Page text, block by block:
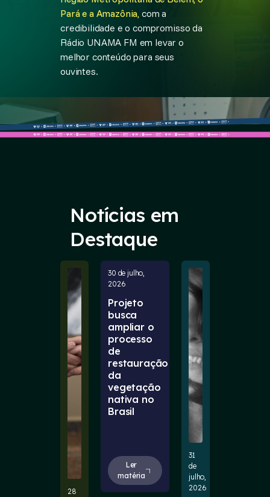
Pará e a Amazônia, com a
credibilidade e o compromisso da
Rádio UNAMA FM em levar o
melhor conteúdo para seus
ouvintes.
Notícias em
Destaque
28
30 de julho,
2026
Projeto
busca
ampliar o
processo
de
restauração
da
vegetação
nativa no
Brasil
Ler
matéria
31
de
julho,
2026